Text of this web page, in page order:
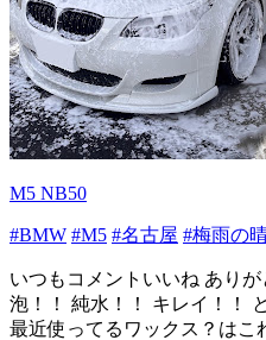
M5 NB50
#BMW #M5 #名古屋 #梅雨の
いつもコメントいいね あり
泡！！ 純水！！ キレイ！！
最近使ってるワックス？はこ